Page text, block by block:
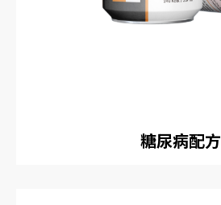
糖尿病配方